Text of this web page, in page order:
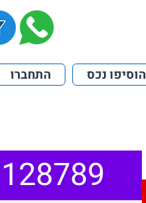
הוסיפו נכס התחברו